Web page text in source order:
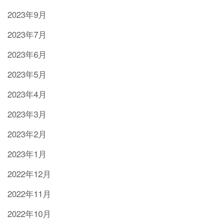
2023年9月
2023年7月
2023年6月
2023年5月
2023年4月
2023年3月
2023年2月
2023年1月
2022年12月
2022年11月
2022年10月